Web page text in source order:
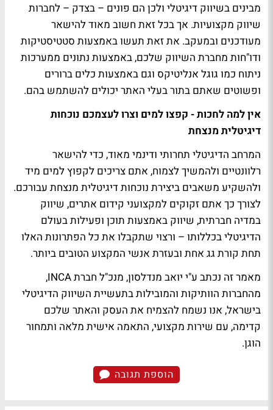
מבינים בשיווק דיגיטלי ולכן הם פונים – בצדק – לחברות
שיווק מקצועיות. אך בכל זאת חשוב מאוד להישאר
מעודכנים ובמעקב. את זאת תעשו באמצעות סטטיסטיקות
ודו"חות מחברת השיווק שלכם, באמצעות נתונים ממערכות
ניתוח כמו גוגל אנליטיקס וגם באמצעות כלים ברורים
ופשוטים שאתם בתור בעלי האתר יכולים להשתמש בהם.
אין למה לחכות - קפצו למים וצרו לעצמכם נוכחות
דיגיטלית מנצחת
המרחב הדיגיטלי תחרותי ודינמי מאוד, כדי להישאר
רלוונטיים ולהמשיך לצמוח, אתם צריכים לקפוץ למים מיד
ולהשקיע משאבים ביצירת נוכחות דיגיטלית מנצחת עבורכם.
לצורך כך אתם זקוקים למקצועני קידום אתרים, שיווק
במדיה חברתית, שיווק באמצעות תוכן ופעילות בעולם
הדיגיטלי בכללותו – ורצוי שתקבלו את כל הפתרונות האלו
תחת קורת גג אחת ובעזרת אנשי המקצוע הטובים ביותר.
מאמר זה נכתב ע"י יואב מנדלסון, מנכ"ל חברתINCA
,
מהחברות הוותיקות והמובילות בתעשיית השיווק הדיגיטלי
בישראל, אנו נשמח להצמיח את העסק והאתר שלכם
קדימה, עם שירות מקצועי, התאמה אישית מלאה ותמחור
הוגן.
הוספת תגובה